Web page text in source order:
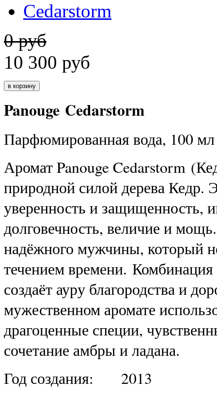
0 руб
10 300 руб
Panouge Cedarstorm
Парфюмированная вода, 100 мл
Аромат Panouge Cedarstorm
природной силой дерева Кедр.
уверенность и защищенность,
долговечность, величие и
надёжного мужчины, который
течением времени.
создаёт ауру благородства и
мужественном аромате
драгоценные специи,
сочетание амбры и ладана.
Год создания: 2013